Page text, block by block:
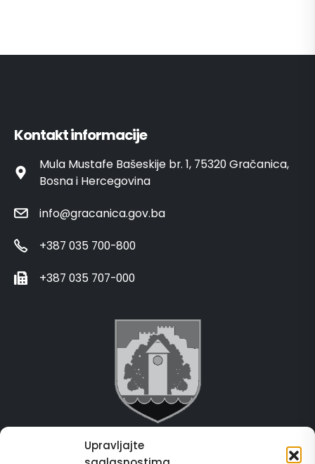
Upravljajte
Kontakt informacije
Mula Mustafe Bašeskije br. 1, 75320 Gračanica,
Bosna i Hercegovina
info@gracanica.gov.ba
+387 035 700-800
+387 035 707-000
Grad Gračanica